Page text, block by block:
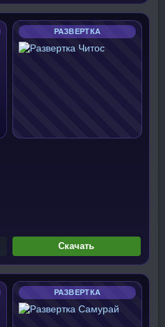
РАЗВЕРТКА
Скачать
РАЗВЕРТКА